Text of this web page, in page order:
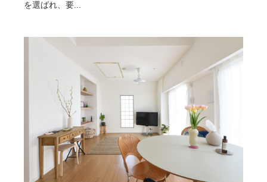
を選ばれ、要...